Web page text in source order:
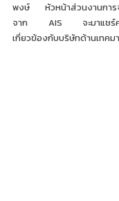
พงษ์ หัวหน้าส่วนงานการจั
จาก AIS จะมาแชร์คว
เกี่ยวข้องกับบริษัทด้านเทคม